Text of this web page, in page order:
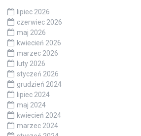
lipiec 2026
czerwiec 2026
maj 2026
kwiecień 2026
marzec 2026
luty 2026
styczeń 2026
grudzień 2024
lipiec 2024
maj 2024
kwiecień 2024
marzec 2024